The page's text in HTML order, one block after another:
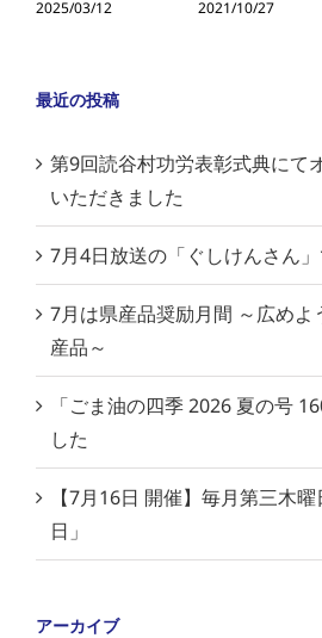
2025/03/12 2021/10/27
最近の投稿
第9回読谷村功労表彰式典にて
いただきました
7月4日放送の「ぐしけんさん
7月は県産品奨励月間 ～広め
産品～
「ごま油の四季 2026 夏の号
した
【7月16日 開催】毎月第三木
日」
アーカイブ